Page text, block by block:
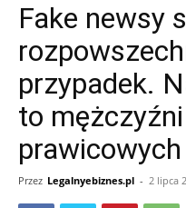
Fake newsy
przypadek.
to
prawicowych
Przez Legalnyebiznes.pl - 2 lipca